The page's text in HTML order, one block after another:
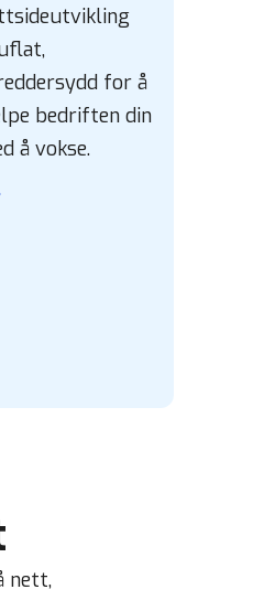
for å
bedriften din
å vokse.
nett,